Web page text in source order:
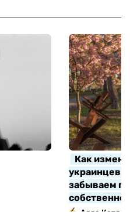
Как
украинцев
забываем
Алла Котляр